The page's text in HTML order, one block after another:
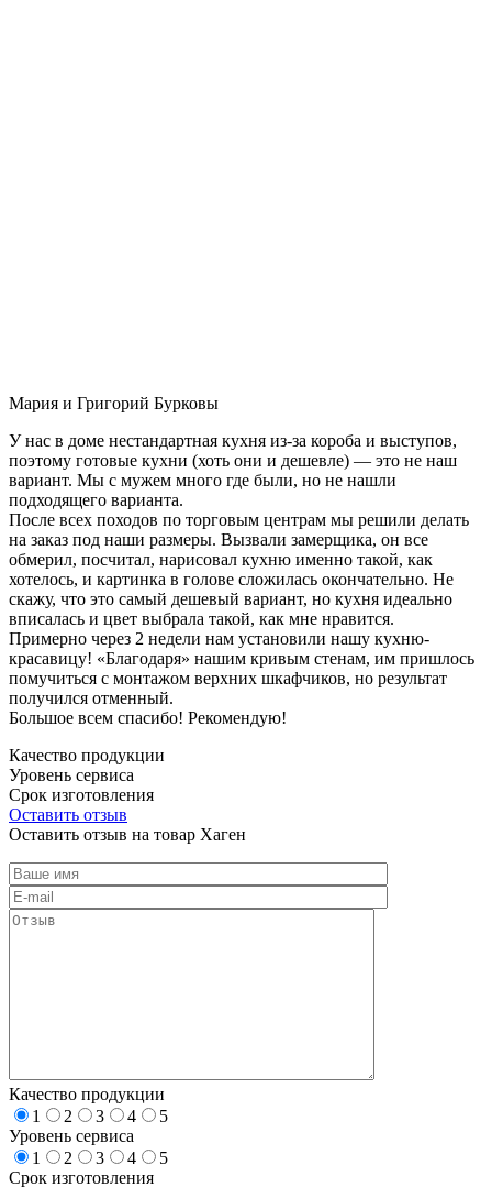
Мария и Григорий Бурковы
У нас в доме нестандартная кухня из-за короба и выступов,
поэтому готовые кухни (хоть они и дешевле) — это не наш
вариант. Мы с мужем много где были, но не нашли
подходящего варианта.
После всех походов по торговым центрам мы решили делать
на заказ под наши размеры. Вызвали замерщика, он все
обмерил, посчитал, нарисовал кухню именно такой, как
хотелось, и картинка в голове сложилась окончательно. Не
скажу, что это самый дешевый вариант, но кухня идеально
вписалась и цвет выбрала такой, как мне нравится.
Примерно через 2 недели нам установили нашу кухню-
красавицу! «Благодаря» нашим кривым стенам, им пришлось
помучиться с монтажом верхних шкафчиков, но результат
получился отменный.
Большое всем спасибо! Рекомендую!
Качество продукции
Уровень сервиса
Срок изготовления
Оставить отзыв
Оставить отзыв на товар Хаген
Качество продукции
1
2 3 4
5
Уровень сервиса
1
2 3 4
5
Срок изготовления